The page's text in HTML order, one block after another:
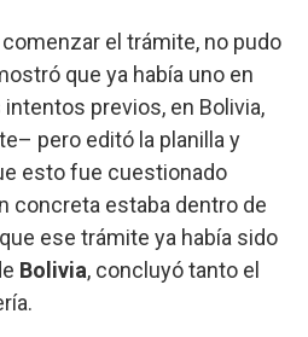
el trámite, no pudo
que ya había uno en
previos, en Bolivia,
pero editó la planilla y
esto fue cuestionado
concreta estaba dentro de
ese trámite ya había sido
Bolivia, concluyó tanto el